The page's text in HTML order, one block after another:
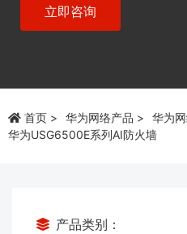
立即咨询
首页 华为网络产品
华为
华为USG6500E系列AI防火墙
产品类别：